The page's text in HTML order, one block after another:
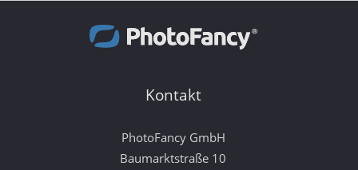
Kontakt
PhotoFancy GmbH
Baumarktstraße 10